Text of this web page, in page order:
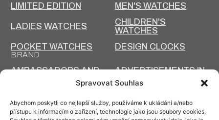
Spravovat Souhlas
Abychom poskytli co nejlepší služby, používáme k ukládání a/nebo
přístupu k informacím o zařízení, technologie jako jsou soubory cookies.
LIMITED EDITION MEN'S WATCHES
LADIES WATCHES
CHILDREN'S
WATCHES
POCKET WATCHES
DESIGN CLOCKS
BRAND
AMBASSADORS AND
PERSONALITIES
ADVERTISEMENTS IN
MAGAZINES
HISTORY AND PRESENT